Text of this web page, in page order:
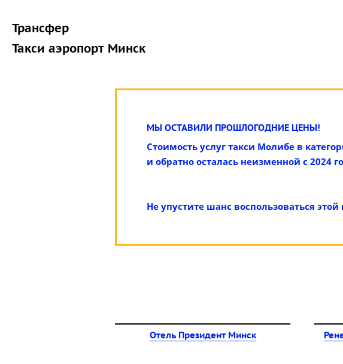
Трансфер
Такси аэропорт Минск
МЫ ОСТАВИЛИ ПРОШЛОГОДНИЕ ЦЕНЫ!
Стоимость услуг такси Молибе в
и обратно осталась неизменной с 2024
Не упустите шанс воспользоваться
Отель Президент Минск